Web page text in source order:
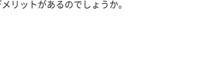
リットがあるのでしょうか。